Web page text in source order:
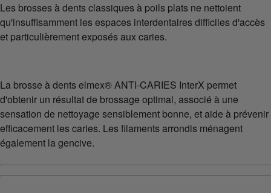
Les brosses à dents classiques à poils plats ne nettoient
qu'insuffisamment les espaces interdentaires difficiles d'accès
et particulièrement exposés aux caries.
La brosse à dents elmex® ANTI-CARIES InterX permet
d'obtenir un résultat de brossage optimal, associé à une
sensation de nettoyage sensiblement bonne, et aide à prévenir
efficacement les caries. Les filaments arrondis ménagent
également la gencive.